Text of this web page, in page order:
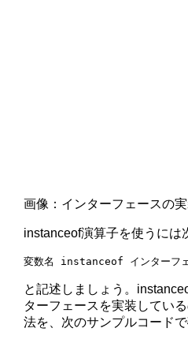
画像：インターフェースの
instanceof演算子を使うには
変数名 instanceof インターフ
と記述しましょう。
ターフェースを実装してい
法を、次のサンプルコード